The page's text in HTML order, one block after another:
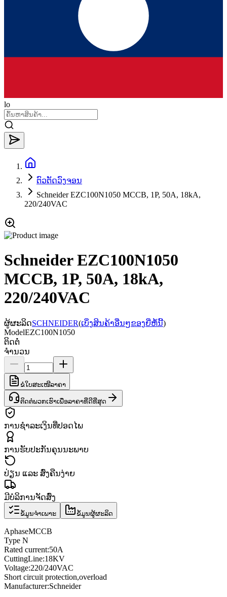
lo
ຕົວຕັດວົງຈອນ
Schneider EZC100N1050 MCCB, 1P, 50A, 18kA,
220/240VAC
Schneider EZC100N1050
MCCB, 1P, 50A, 18kA,
220/240VAC
ຜູ້ຜະລິດSCHNEIDER(ເບິ່ງສິນຄ້າອື່ນໆຂອງຍີ່ຫໍ້ນີ້)
ModelEZC100N1050
ຕິດຕໍ່
ຈຳນວນ
ຂໍໃບສະເໜີລາຄາ
ຕິດຕໍ່ພວກເຮົາເພື່ອລາຄາທີ່ດີທີ່ສຸດ
ການຊຳລະເງິນທີ່ປອດໄພ
ການຮັບປະກັນຄຸນນະພາບ
ປ່ຽນ ແລະ ສົ່ງຄືນງ່າຍ
ມີບໍລິການຈັດສົ່ງ
ຂໍ້ມູນຈຳເພາະ ຂໍ້ມູນຜູ້ຜະລິດ
AphaseMCCB
Type N
Rated current:50A
CuttingLine:18KV
Voltage:220/240VAC
Short circuit protection,overload
Manufacturer:Schneider